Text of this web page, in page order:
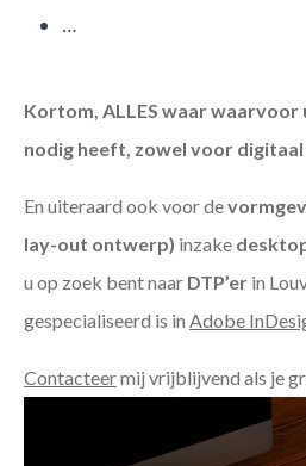
…
Kortom, ALLES waar
nodig heeft, zowel voor digitaal
En uiteraard ook voor de
lay-out ontwerp) inzake
u op zoek bent naar DTP’er in
gespecialiseerd is in Adobe
Contacteermij vrijblijvend als je